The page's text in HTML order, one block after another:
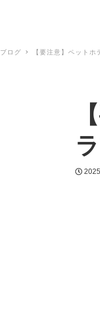
ブログ 【要注意】ペット
投稿